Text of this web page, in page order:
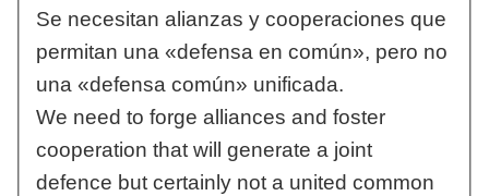
Se necesitan alianzas y cooperaciones que
permitan una «defensa en común», pero no
una «defensa común» unificada.
We need to forge alliances and foster
cooperation that will generate a joint
defence but certainly not a united common